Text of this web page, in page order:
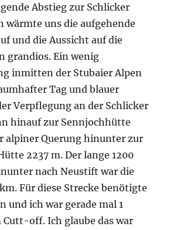
2237 m. Der lange 1200
nach Neustift war die
Für diese Strecke benötigte
und ich war gerade mal 1
Cutt-off. Ich glaube das war
Marathons, wobei es
Abschnitte und
ständig steil bergauf und ab.
traf ich nochmals Heike,
bevor es hinauf zur
Von dort ging es über die